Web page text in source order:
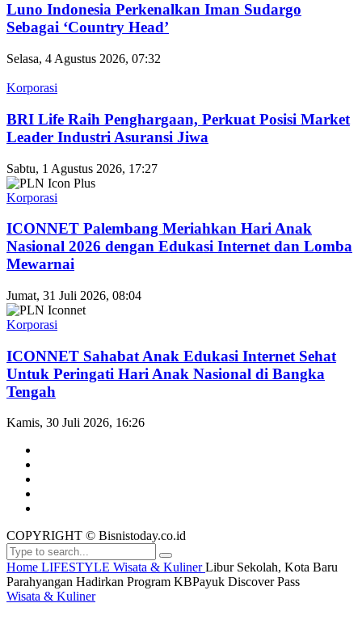
Luno Indonesia Perkenalkan Iman Sudargo
Sebagai ‘Country Head’
Selasa, 4 Agustus 2026, 07:32
Korporasi
BRI Life Raih Penghargaan, Perkuat Posisi Market
Leader Industri Asuransi Jiwa
Sabtu, 1 Agustus 2026, 17:27
Korporasi
ICONNET Palembang Meriahkan Hari Anak
Nasional 2026 dengan Edukasi Internet dan Lomba
Mewarnai
Jumat, 31 Juli 2026, 08:04
Korporasi
ICONNET Sahabat Anak Edukasi Internet Sehat
Untuk Peringati Hari Anak Nasional di Bangka
Tengah
Kamis, 30 Juli 2026, 16:26
COPYRIGHT © Bisnistoday.co.id
Home LIFESTYLE Wisata & KulinerLibur Sekolah, Kota Baru
Parahyangan Hadirkan Program KBPayuk Discover Pass
Wisata & Kuliner